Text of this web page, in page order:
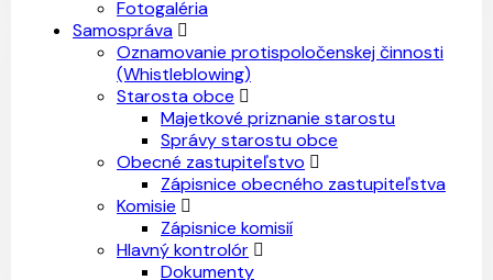
Fotogaléria
Samospráva
Oznamovanie protispoločenskej činnosti
(Whistleblowing)
Starosta obce
Majetkové priznanie starostu
Správy starostu obce
Obecné zastupiteľstvo
Zápisnice obecného zastupiteľstva
Komisie
Zápisnice komisií
Hlavný kontrolór
Dokumenty